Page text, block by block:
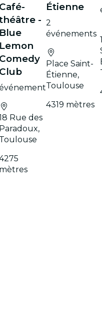
Café-
-
Blue
Lemon
Comedy
Club
Rue des
Paradoux,
Toulouse
mètres
Étienne
2
événements
Place Saint-
Étienne,
Toulouse
4319 mètres